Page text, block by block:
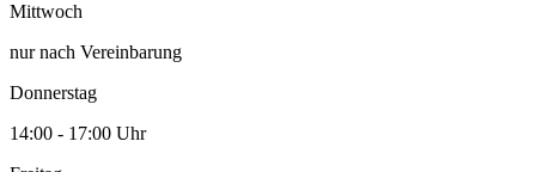
Mittwoch
nur nach Vereinbarung
Donnerstag
14:00 - 17:00 Uhr